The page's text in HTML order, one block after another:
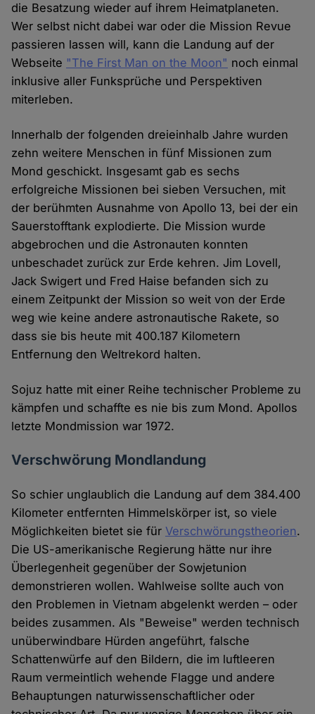
die Besatzung wieder auf ihrem Heimatplaneten.
Wer selbst nicht dabei war oder die Mission Revue
passieren lassen will, kann die Landung auf der
Webseite "The First Man on the Moon" noch einmal
inklusive aller Funksprüche und Perspektiven
miterleben.
Innerhalb der folgenden dreieinhalb Jahre wurden
zehn weitere Menschen in fünf Missionen zum
Mond geschickt. Insgesamt gab es sechs
erfolgreiche Missionen bei sieben Versuchen, mit
der berühmten Ausnahme von Apollo 13, bei der ein
Sauerstofftank explodierte. Die Mission wurde
abgebrochen und die Astronauten konnten
unbeschadet zurück zur Erde kehren. Jim Lovell,
Jack Swigert und Fred Haise befanden sich zu
einem Zeitpunkt der Mission so weit von der Erde
weg wie keine andere astronautische Rakete, so
dass sie bis heute mit 400.187 Kilometern
Entfernung den Weltrekord halten.
Sojuz hatte mit einer Reihe technischer Probleme zu
kämpfen und schaffte es nie bis zum Mond. Apollos
letzte Mondmission war 1972.
Verschwörung Mondlandung
So schier unglaublich die Landung auf dem 384.400
Kilometer entfernten Himmelskörper ist, so viele
Möglichkeiten bietet sie fürVerschwörungstheorien.
Die US-amerikanische Regierung hätte nur ihre
Überlegenheit gegenüber der Sowjetunion
demonstrieren wollen. Wahlweise sollte auch von
den Problemen in Vietnam abgelenkt werden – oder
beides zusammen. Als "Beweise" werden technisch
unüberwindbare Hürden angeführt, falsche
Schattenwürfe auf den Bildern, die im luftleeren
Raum vermeintlich wehende Flagge und andere
Behauptungen naturwissenschaftlicher oder